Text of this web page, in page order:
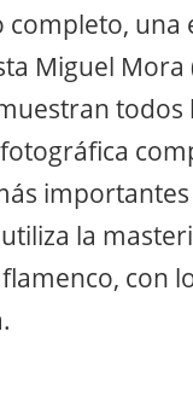
completo,
Miguel Mora
la
con